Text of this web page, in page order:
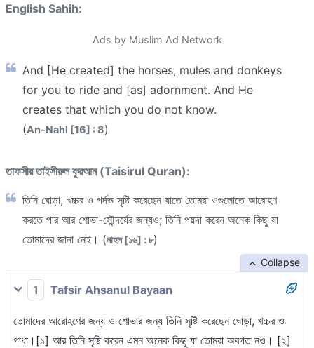
English Sahih:
Ads by Muslim Ad Network
And [He created] the horses, mules and donkeys
for you to ride and [as] adornment. And He
creates that which you do not know.
(An-Nahl [16] : 8)
তাফসীর তাইসীরুল কুরআন (Taisirul Quran):
তিনি ঘোড়া, খচ্চর ও গর্দভ সৃষ্টি করেছেন যাতে তোমরা ওগুলোতে আরোহণ
করতে পার আর শোভা-সৌন্দর্যের জন্যও; তিনি পয়দা করেন অনেক কিছু যা
তোমাদের জানা নেই। (নাহল [১৬] : ৮)
Collapse
1 Tafsir Ahsanul Bayaan
তোমাদের আরোহণের জন্য ও শোভার জন্য তিনি সৃষ্টি করেছেন ঘোড়া, খচ্চর ও
গাধা।[১] আর তিনি সৃষ্টি করেন এমন অনেক কিছু যা তোমরা অবগত নও। [২]